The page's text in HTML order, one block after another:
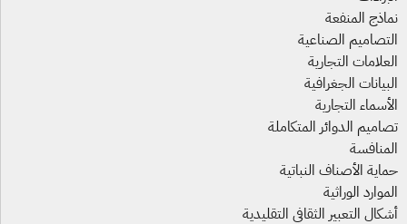
المنفعة
الصناعية
التجارية
الجغرافية
التجارية
الدوائر المتكاملة
الأصناف النباتية
الوراثية
التعبير الثقافي التقليدية